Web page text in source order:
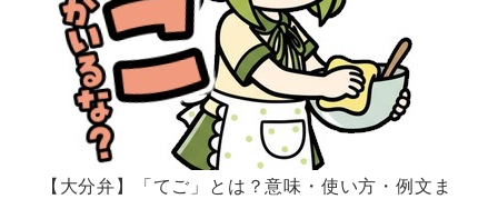
【大分弁】「てご」とは？意味・使い方・例文ま